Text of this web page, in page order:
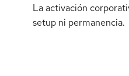
La activación
setup ni permanencia.